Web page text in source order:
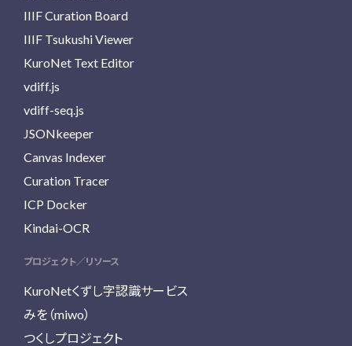
IIIF Curation Board
IIIF Tsukushi Viewer
KuroNet Text Editor
vdiff.js
vdiff-seq.js
JSONkeeper
Canvas Indexer
Curation Tracer
ICP Docker
Kindai-OCR
プロジェクト／リソース
KuroNetくずし字認識サービス
みを（miwo）
つくしプロジェクト